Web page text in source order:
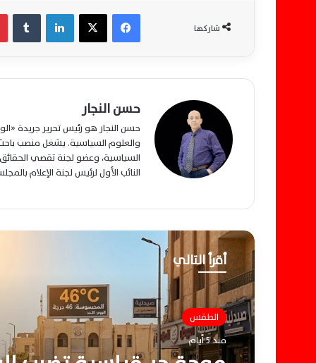
شاركها
فيسبوك ‫X لينكدإن
حسن النجار
حسن النجار هو رئيس تحرير جريدة
والعلوم السياسية. يشغل منصب
السياسية، وعضو لجنة تقصي
النائب الأول لرئيس لجنة الإعلام
أقرأ التالي
الطقس
منذ 5 أيام